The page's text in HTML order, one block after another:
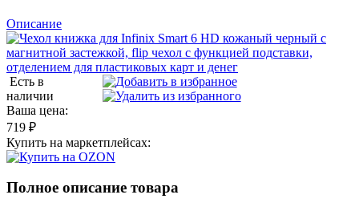
Описание
Есть в
наличии
Ваша цена:
719 ₽
Купить на маркетплейсах:
Полное описание товара